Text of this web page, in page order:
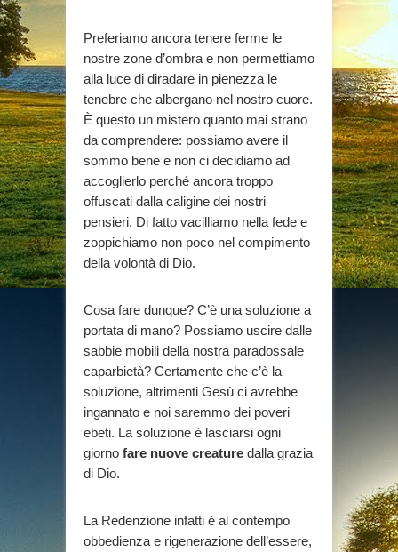
Preferiamo ancora tenere ferme le
nostre zone d’ombra e non permettiamo
alla luce di diradare in pienezza le
tenebre che albergano nel nostro cuore.
È questo un mistero quanto mai strano
da comprendere: possiamo avere il
sommo bene e non ci decidiamo ad
accoglierlo perché ancora troppo
offuscati dalla caligine dei nostri
pensieri. Di fatto vacilliamo nella fede e
zoppichiamo non poco nel compimento
della volontà di Dio.
Cosa fare dunque? C’è una soluzione a
portata di mano? Possiamo uscire dalle
sabbie mobili della nostra paradossale
caparbietà? Certamente che c’è la
soluzione, altrimenti Gesù ci avrebbe
ingannato e noi saremmo dei poveri
ebeti. La soluzione è lasciarsi ogni
giorno fare nuove creature dalla grazia
di Dio.
La Redenzione infatti è al contempo
obbedienza e rigenerazione dell’essere,